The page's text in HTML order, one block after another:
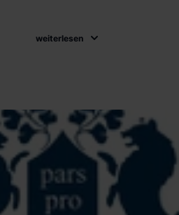
weiterlesen